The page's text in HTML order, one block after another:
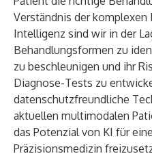
Verständnis der
Intelligenz sind wir in der
Behandlungsformen zu
zu beschleunigen und ihr
Diagnose-Tests zu
datenschutzfreundliche
aktuellen multimodalen
das Potenzial von KI für
Präzisionsmedizin